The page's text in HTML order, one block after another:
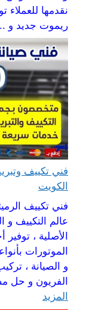
نقدمها
ريموت جديد و
الكويت
فني تكييف
عالم التكييف و
الأصلية ،
الموتورات
و الصيانة ،
الفريون و حل
المزيد